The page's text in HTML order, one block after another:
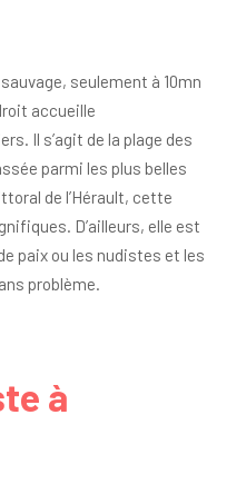
seulement à 10mn
accueille
Il s’agit de la plage des
parmi les plus belles
de l’Hérault, cette
D’ailleurs, elle est
paix ou les nudistes et les
problème.
à